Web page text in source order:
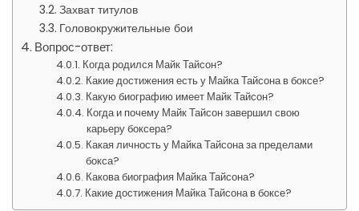
Захват титулов
Головокружительные бои
Вопрос-ответ:
Когда родился Майк Тайсон?
Какие достижения есть у Майка Тайсона в боксе?
Какую биографию имеет Майк Тайсон?
Когда и почему Майк Тайсон завершил свою
карьеру боксера?
Какая личность у Майка Тайсона за пределами
бокса?
Какова биография Майка Тайсона?
Какие достижения Майка Тайсона в боксе?